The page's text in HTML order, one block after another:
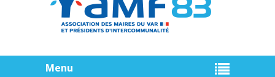
Menu